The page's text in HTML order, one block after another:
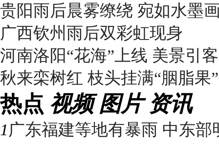
贵阳雨后晨雾缭绕 宛如水墨
广西钦州雨后双彩虹现身
河南洛阳“花海”上线 美景引
秋来栾树红 枝头挂满“胭脂果”
热点 视频 图片 资讯
1 广东福建等地有暴雨 中东部